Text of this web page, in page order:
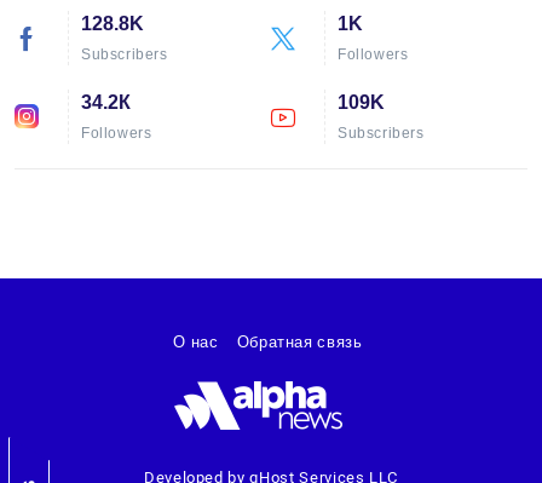
128.8K
Subscribers
1K
Followers
34.2К
Followers
109K
Subscribers
Developed by gHost Services LLC
О нас Обратная связь